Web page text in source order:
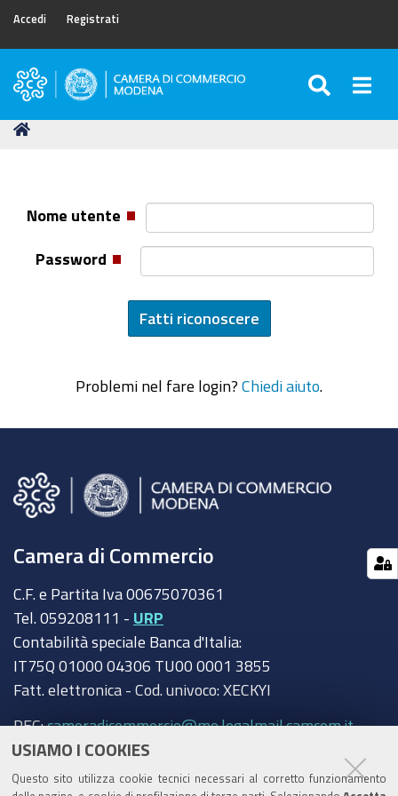
USIAMO I COOKIES
Questo sito utilizza cookie tecnici necessari al corretto funzionamento
Accedi Registrati
Camera
Commercio
Tu
Nome utente
Password
Problemi nel fare login? Chiedi aiuto
Camera di Commercio
C.F. e Partita Iva 00675070361
Tel. 059208111 - URP
Contabilità speciale Banca d'Italia:
IT75Q 01000 04306 TU00 0001 3855
Fatt. elettronica - Cod. univoco: XECKYI
PEC:cameradicommercio@mo.legalmail.camcom.it
Trasparenza